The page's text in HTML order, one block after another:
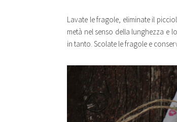
Lavate le fragole, eliminate il
metà nel senso della lunghezza e
in tanto. Scolate le fragole e